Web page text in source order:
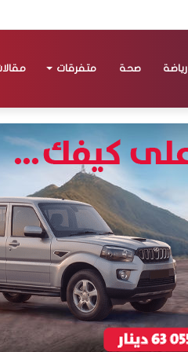
رياضة صحة متفرقات